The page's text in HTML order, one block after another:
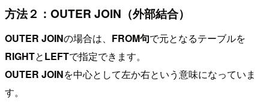
方法２：OUTER JOIN（外部結合）
OUTER JOINの場合は、 FROM句で元となるテーブルを
RIGHTとLEFTで指定できます。
OUTER JOINを中心として左か右という意味になっていま
す。